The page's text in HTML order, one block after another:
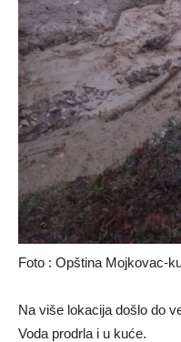
Foto : Opština Mojkovac-
Na više lokacija došlo do
Voda prodrla i u kuće.